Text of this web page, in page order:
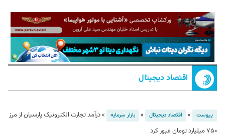
اقتصاد دیجیتال
پیوست » اقتصاد دیجیتال » بازار سرمایه »درآمد تجارت الکترونیک پارسیان از مرز
۷۵۰ میلیارد تومان عبور کرد